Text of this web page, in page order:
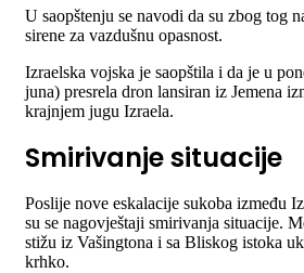
U saopštenju se navodi da su zbog tog
sirene za vazdušnu opasnost.
Izraelska vojska je saopštila i da je u
juna) presrela dron lansiran iz Jemena
krajnjem jugu Izraela.
Smirivanje situacije
Poslije nove eskalacije sukoba između
su se nagovještaji smirivanja situacije.
stižu iz Vašingtona i sa Bliskog istoka
krhko.